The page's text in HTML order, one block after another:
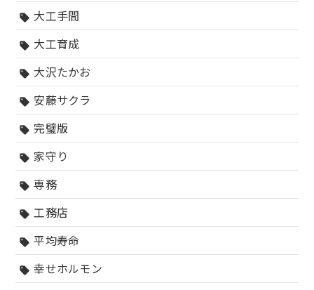
sell 大工手間
sell 大工育成
sell 大沢たかお
sell 安藤サクラ
sell 完璧版
sell 家守り
sell 専務
sell 工務店
sell 平均寿命
sell 幸せホルモン